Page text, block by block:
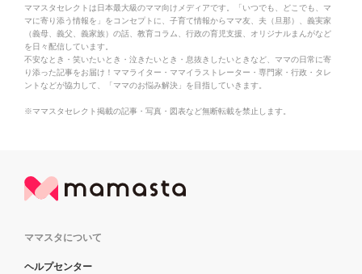
ママスタセレクトは日本最大級のママ向けメディアです。「いつでも、どこでも、マ
マに寄り添う情報を」をコンセプトに、子育て情報からママ友、夫（旦那）、義実家
（義母、義父、義家族）の話、教育コラム、行政の育児支援、オリジナルまんがなど
を日々配信しています。
不安なとき・笑いたいとき・泣きたいとき・息抜きしたいときなど、ママの日常に寄
り添った記事をお届け！ママライター・ママイラストレーター・専門家・行政・タレ
ントなどが協力して、「ママのお悩み解決」を目指していきます。
※ママスタセレクト掲載の記事・写真・図表など無断転載を禁止します。
ママスタについて
ヘルプセンター